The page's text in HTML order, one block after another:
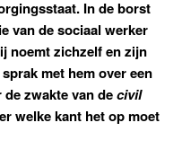
In de borst
van de sociaal werker
noemt zichzelf en zijn
met hem over een
zwakte van decivil
welke kant het op moet